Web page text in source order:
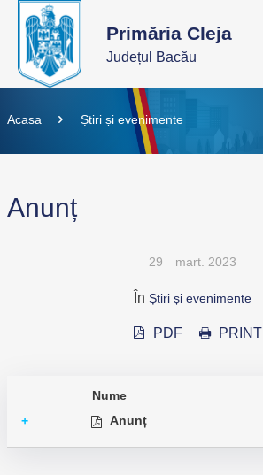
Primăria Cleja
Județul Bacău
Acasa Știri și evenimente
Anunț
29 mart. 2023
În Știri și evenimente
PDF PRINT
Nume
+
Anunț